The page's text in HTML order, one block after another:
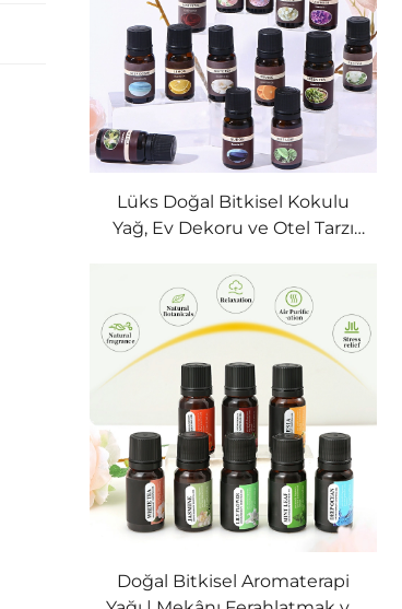
Lüks Doğal Bitkisel Kokulu
Yağ, Ev Dekoru ve Otel Tarzı
Eterik Yağı
Doğal Bitkisel Aromaterapi